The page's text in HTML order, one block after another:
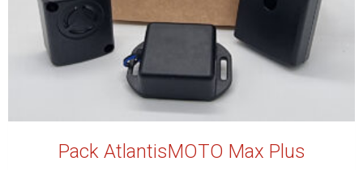
Pack AtlantisMOTO Max Plus